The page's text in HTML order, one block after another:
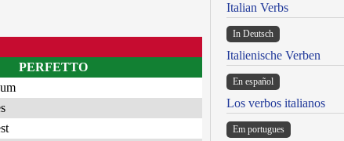
PERFETTO
Italian Verbs
In Deutsch
Italienische Verben
En español
Los verbos italianos
Em portugues